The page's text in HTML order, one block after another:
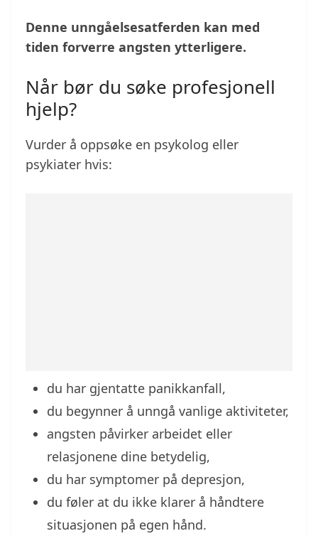
Denne unngåelsesatferden kan med
tiden forverre angsten ytterligere.
Når bør du søke profesjonell
hjelp?
Vurder å oppsøke en psykolog eller
psykiater hvis:
du har gjentatte panikkanfall,
du begynner å unngå vanlige aktiviteter,
angsten påvirker arbeidet eller
relasjonene dine betydelig,
du har symptomer på depresjon,
du føler at du ikke klarer å håndtere
situasjonen på egen hånd.